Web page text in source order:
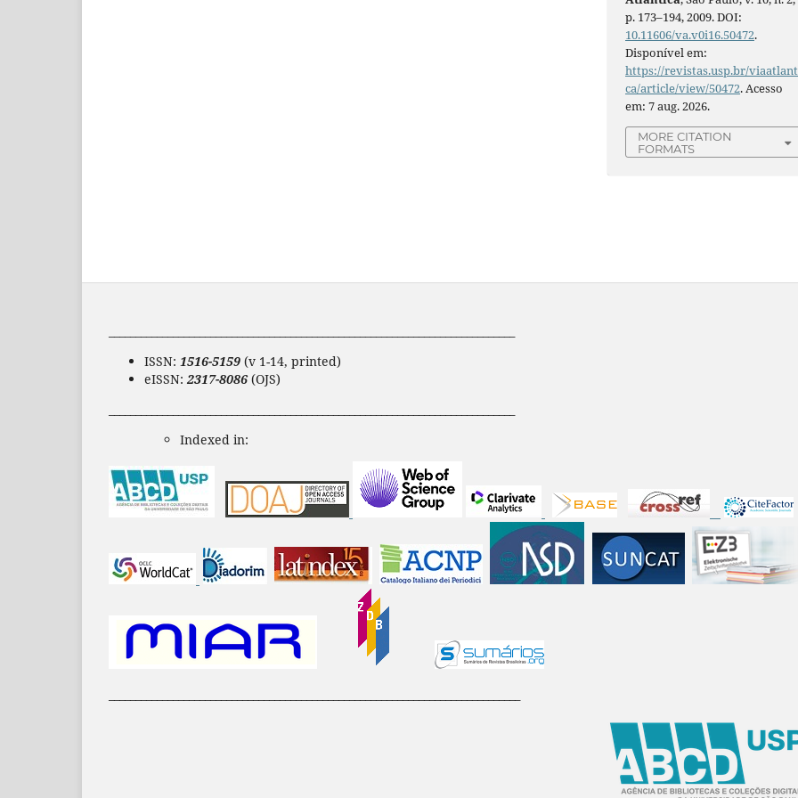
p. 173–194, 2009. DOI:
10.11606/va.v0i16.50472.
Disponível em:
https://revistas.usp.br/
ca/article/view/50472. Acesso
em: 7 aug. 2026.
MORE CITATION
FORMATS
ISSN: 1516-5159 (v 1-14, printed)
eISSN: 2317-8086 (OJS)
Indexed in: